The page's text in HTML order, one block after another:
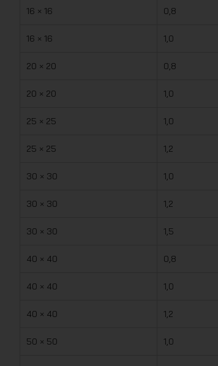
16 × 16 0,8
16 × 16 1,0
20 × 20 0,8
20 × 20 1,0
25 × 25 1,0
25 × 25 1,2
30 × 30 1,0
30 × 30 1,2
30 × 30 1,5
40 × 40 0,8
40 × 40 1,0
40 × 40 1,2
50 × 50 1,0